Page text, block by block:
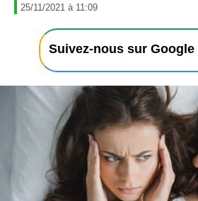
25/11/2021 à 11:09
2
/
0
2
0
2
1
à
Suivez-nous sur Google